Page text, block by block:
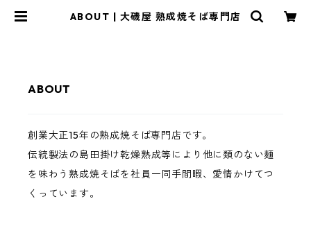
ABOUT | 大磯屋 熟成焼そば専門店
ABOUT
創業大正15年の熟成焼そば専門店です。
伝統製法の島田掛け乾燥熟成等により他に類のない麺
を味わう熟成焼そばを社員一同手間暇、愛情かけてつ
くっています。